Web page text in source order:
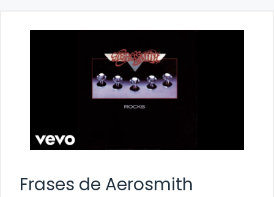
Frases de Aerosmith